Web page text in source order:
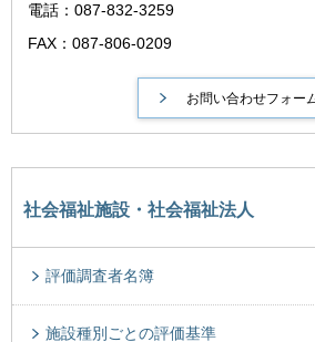
電話：087-832-3259
FAX：087-806-0209
社会福祉施設・社会福祉法人
評価調査者名簿
施設種別ごとの評価基準